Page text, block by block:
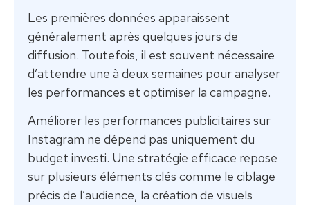
Les premières données apparaissent
généralement après quelques jours de
diffusion. Toutefois, il est souvent nécessaire
d’attendre une à deux semaines pour analyser
les performances et optimiser la campagne.
Améliorer les performances publicitaires sur
Instagram ne dépend pas uniquement du
budget investi. Une stratégie efficace repose
sur plusieurs éléments clés comme le ciblage
précis de l’audience, la création de visuels